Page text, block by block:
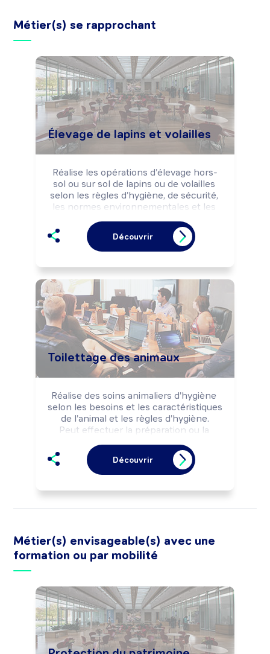
Métier(s) se rapprochant
Élevage de lapins et volailles
Réalise les opérations d'élevage hors-
sol ou sur sol de lapins ou de volailles
selon les règles d'hygiène, de sécurité,
les normes environnementales et les
Peut transformer et commercialiser des
produits issus de l'élevage (viande,
oeufs, ...).
un élevage.
Découvrir
Toilettage des animaux
Réalise des soins animaliers d'hygiène
selon les besoins et les caractéristiques
de l'animal et les règles d'hygiène.
Peut effectuer la préparation ou la
Peut diriger un salon de toilettage.
Découvrir
Métier(s) envisageable(s) avec une
formation ou par mobilité